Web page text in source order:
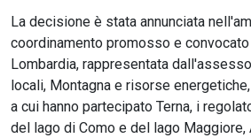
La decisione è stata annunciata
coordinamento promosso e
Lombardia, rappresentata
locali, Montagna e risorse energetiche,
a cui hanno partecipato Terna, i
del lago di Como e del lago Maggiore,